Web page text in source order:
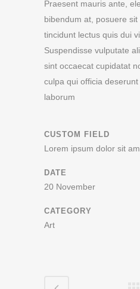
Praesent mauris ante,
bibendum at, posuere
tincidunt lectus quis dui
Suspendisse vulputate
sint occaecat cupidatat
culpa qui officia
laborum
CUSTOM FIELD
Lorem ipsum dolor sit
DATE
20 November
CATEGORY
Art